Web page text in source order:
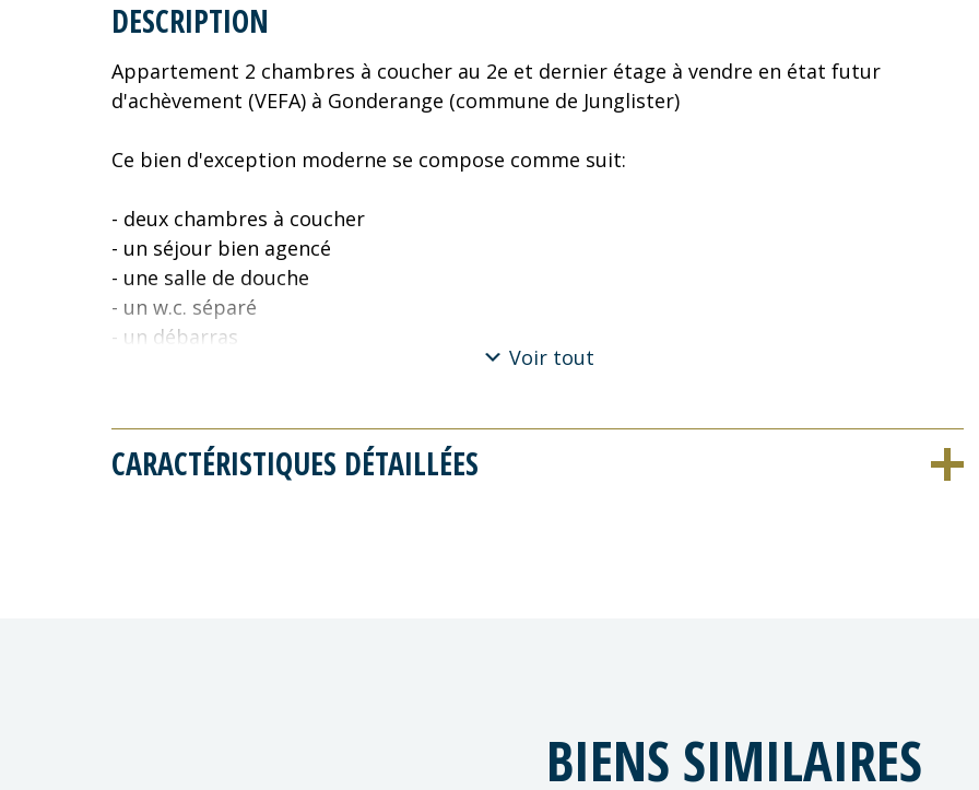
DESCRIPTION
Appartement 2 chambres à coucher au 2e et dernier étage à vendre en état futur
d'achèvement (VEFA) à Gonderange (commune de Junglister)
Ce bien d'exception moderne se compose comme suit:
- deux chambres à coucher
- un séjour bien agencé
- une salle de douche
- un w.c. séparé
- un débarras
Divers:
- Immeuble "AAA"
Voir tout
CARACTÉRISTIQUES DÉTAILLÉES
BIENS SIMILAIRES